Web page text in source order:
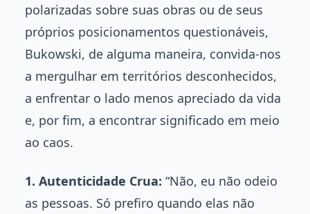
polarizadas sobre suas obras ou de seus
próprios posicionamentos questionáveis,
Bukowski, de alguma maneira, convida-nos
a mergulhar em territórios desconhecidos,
a enfrentar o lado menos apreciado da vida
e, por fim, a encontrar significado em meio
ao caos.
1. Autenticidade Crua: “Não, eu não odeio
as pessoas. Só prefiro quando elas não